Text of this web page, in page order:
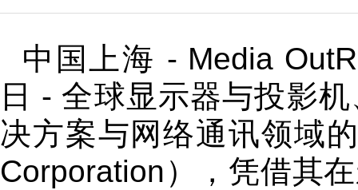
中国上海 - Media
日 - 全球显示器与投影
决方案与网络通讯领域
Corporation），凭借其